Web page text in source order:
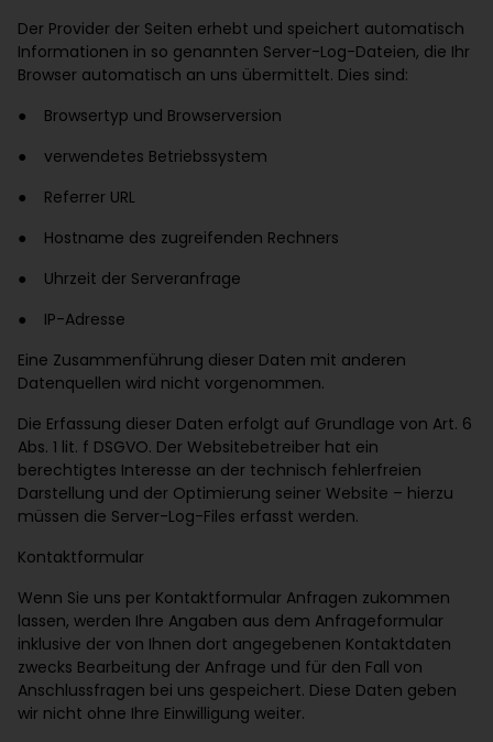
Der Provider der Seiten erhebt und speichert automatisch
Informationen in so genannten Server-Log-Dateien, die Ihr
Browser automatisch an uns übermittelt. Dies sind:
● Browsertyp und Browserversion
● verwendetes Betriebssystem
● Referrer URL
● Hostname des zugreifenden Rechners
● Uhrzeit der Serveranfrage
● IP-Adresse
Eine Zusammenführung dieser Daten mit anderen
Datenquellen wird nicht vorgenommen.
Die Erfassung dieser Daten erfolgt auf Grundlage von Art. 6
Abs. 1 lit. f DSGVO. Der Websitebetreiber hat ein
berechtigtes Interesse an der technisch fehlerfreien
Darstellung und der Optimierung seiner Website – hierzu
müssen die Server-Log-Files erfasst werden.
Kontaktformular
Wenn Sie uns per Kontaktformular Anfragen zukommen
lassen, werden Ihre Angaben aus dem Anfrageformular
inklusive der von Ihnen dort angegebenen Kontaktdaten
zwecks Bearbeitung der Anfrage und für den Fall von
Anschlussfragen bei uns gespeichert. Diese Daten geben
wir nicht ohne Ihre Einwilligung weiter.